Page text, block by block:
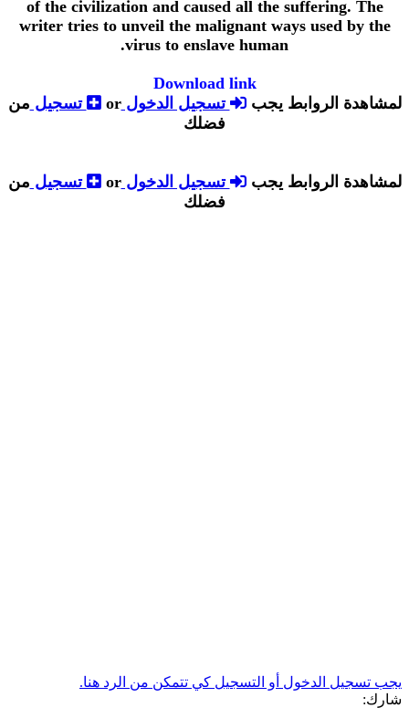
of the civilization and caused all the suffering. The
writer tries to unveil the malignant ways used by the
virus to enslave human.
Download link
لمشاهدة الروابط يجب
تسجيل الدخولor تسجيل من
فضلك
لمشاهدة الروابط يجب تسجيل الدخولor تسجيل من
فضلك
يجب تسجيل الدخول أو التسجيل كي تتمكن من الرد هنا.
شارك: